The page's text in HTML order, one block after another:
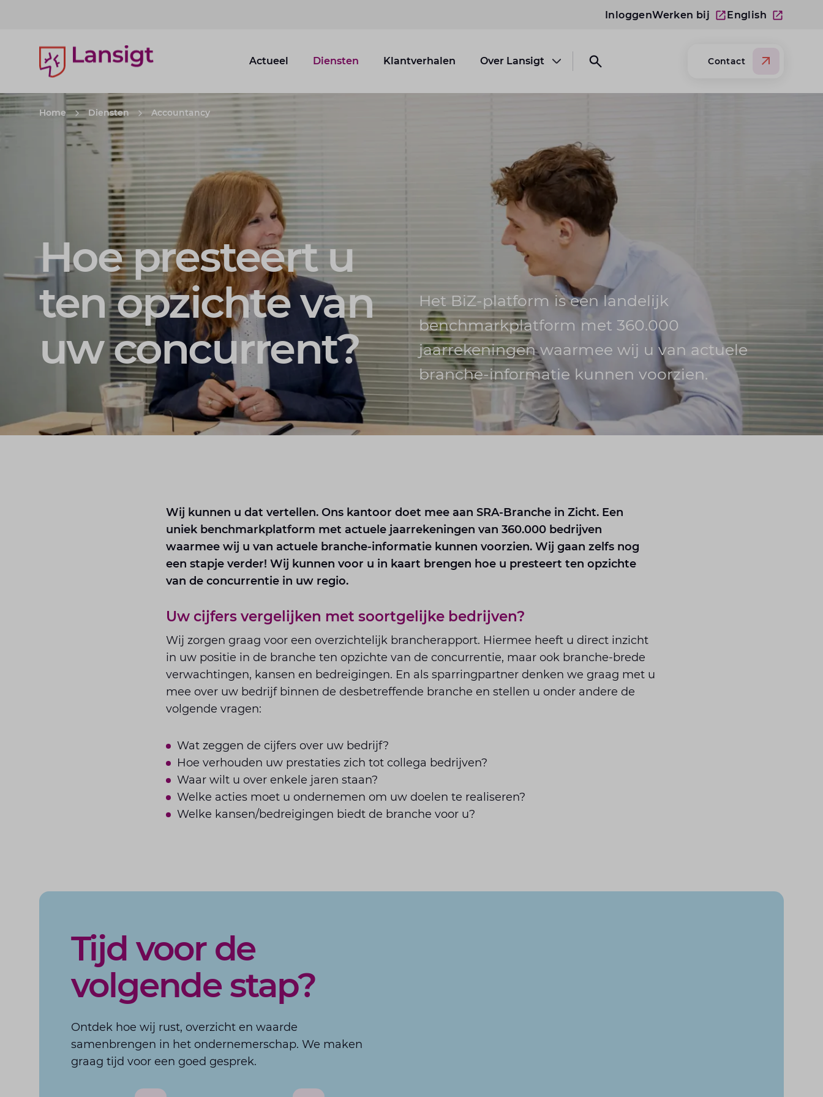
InloggenWerken bij English
Lansigt Accountants logo
Actueel Diensten Klantverhalen Over Lansigt
Open submenu Over Lansigt
Open search website
Contact
Home Diensten Accountancy
Hoe presteert u
ten opzichte van
uw concurrent?
Het BiZ-platform is een landelijk
benchmarkplatform met 360.000
jaarrekeningen waarmee wij u van actuele
branche-informatie kunnen voorzien.
Wij kunnen u dat vertellen. Ons kantoor doet mee aan SRA-Branche in Zicht. Een
uniek benchmarkplatform met actuele jaarrekeningen van 360.000 bedrijven
waarmee wij u van actuele branche-informatie kunnen voorzien. Wij gaan zelfs nog
een stapje verder! Wij kunnen voor u in kaart brengen hoe u presteert ten opzichte
van de concurrentie in uw regio.
Uw cijfers vergelijken met soortgelijke bedrijven?
Wij zorgen graag voor een overzichtelijk brancherapport. Hiermee heeft u direct inzicht
in uw positie in de branche ten opzichte van de concurrentie, maar ook branche-brede
verwachtingen, kansen en bedreigingen. En als sparringpartner denken we graag met u
mee over uw bedrijf binnen de desbetreffende branche en stellen u onder andere de
volgende vragen:
Wat zeggen de cijfers over uw bedrijf?
Hoe verhouden uw prestaties zich tot collega bedrijven?
Waar wilt u over enkele jaren staan?
Welke acties moet u ondernemen om uw doelen te realiseren?
Welke kansen/bedreigingen biedt de branche voor u?
Tijd voor de
volgende stap?
Ontdek hoe wij rust, overzicht en waarde
samenbrengen in het ondernemerschap. We maken
graag tijd voor een goed gesprek.